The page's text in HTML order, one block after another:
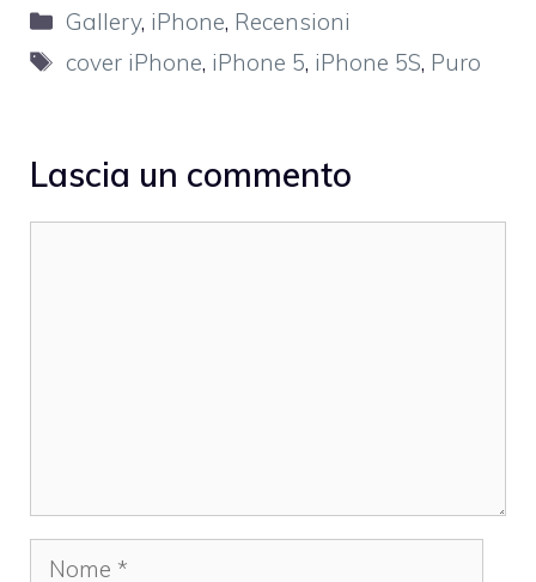
Categorie
Gallery, iPhone, Recensioni
Tag
cover iPhone, iPhone 5, iPhone 5S, Puro
Lascia un commento
Nome